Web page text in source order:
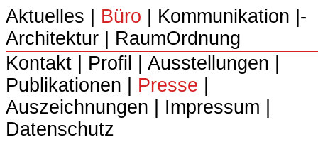
Aktuelles Büro Kommunikation |­
Architektur
RaumOrdnung
Kontakt
Profil Ausstellungen
Publikationen
Presse
Auszeichnungen
Impressum
Datenschutz